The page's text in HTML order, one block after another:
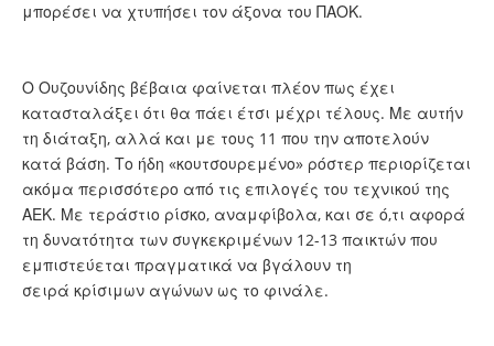
μπορέσει να χτυπήσει τον άξονα του ΠΑΟΚ.
Ο Ουζουνίδης βέβαια φαίνεται πλέον πως έχει
κατασταλάξει ότι θα πάει έτσι μέχρι τέλους. Με αυτήν
τη διάταξη, αλλά και με τους 11 που την αποτελούν
κατά βάση. Το ήδη «κουτσουρεμένο» ρόστερ περιορίζεται
ακόμα περισσότερο από τις επιλογές του τεχνικού της
ΑΕΚ. Με τεράστιο ρίσκο, αναμφίβολα, και σε ό,τι αφορά
τη δυνατότητα των συγκεκριμένων 12-13 παικτών που
εμπιστεύεται πραγματικά να βγάλουν τη
σειρά κρίσιμων αγώνων ως το φινάλε.